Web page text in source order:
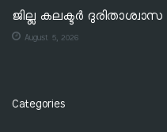
ജില്ല കലക്ടര്‍
August 5, 2026
Categories